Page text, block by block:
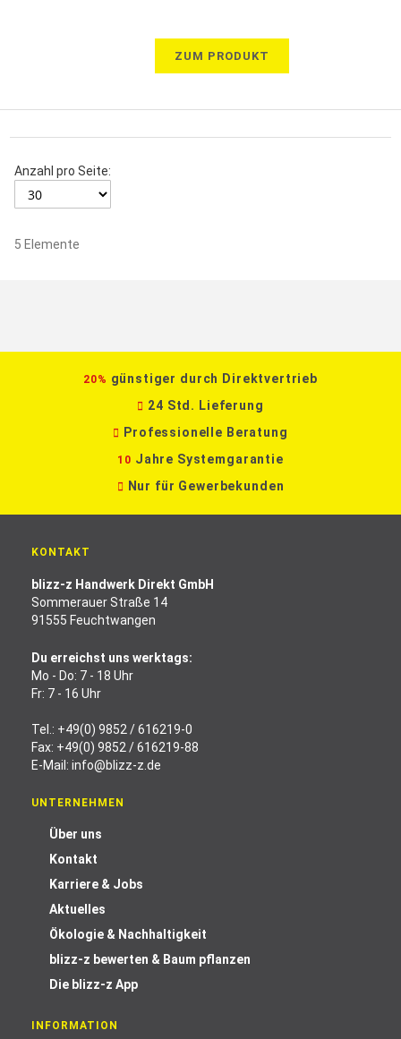
ZUM PRODUKT
Anzahl pro Seite:
5 Elemente
20% günstiger durch Direktvertrieb
24 Std. Lieferung
Professionelle Beratung
10 Jahre Systemgarantie
Nur für Gewerbekunden
KONTAKT
blizz-z Handwerk Direkt GmbH
Sommerauer Straße 14
91555 Feuchtwangen
Du erreichst uns werktags:
Mo - Do: 7 - 18 Uhr
Fr: 7 - 16 Uhr
Tel.: +49(0) 9852 / 616219-0
Fax: +49(0) 9852 / 616219-88
E-Mail: info@blizz-z.de
UNTERNEHMEN
Über uns
Kontakt
Karriere & Jobs
Aktuelles
Ökologie & Nachhaltigkeit
blizz-z bewerten & Baum pflanzen
Die blizz-z App
INFORMATION